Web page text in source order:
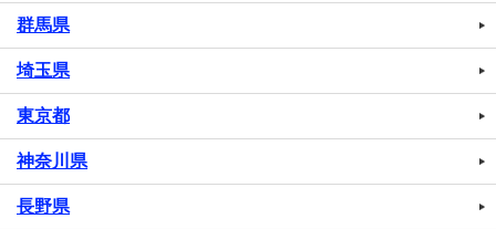
群馬県
埼玉県
東京都
神奈川県
長野県